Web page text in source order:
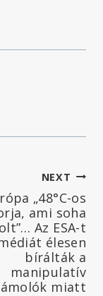
NEXT
„48°C-os
ami soha
Az ESA-t
élesen
bírálták a
manipulatív
miatt